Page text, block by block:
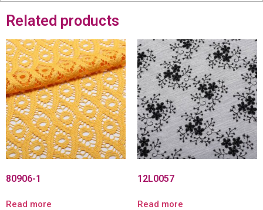
Related products
80906-1
Read more
12L0057
Read more